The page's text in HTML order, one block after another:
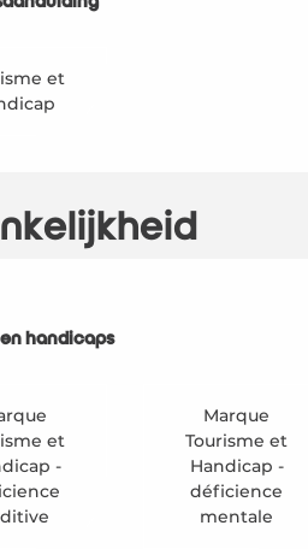
et
handicaps
handicaps
et
-
Marque
Tourisme et
Handicap -
déficience
mentale